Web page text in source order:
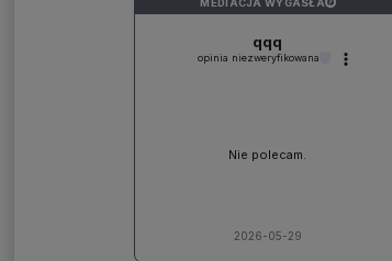
?
qqq
opinia niezweryfikowana
Nie polecam.
2026-05-29